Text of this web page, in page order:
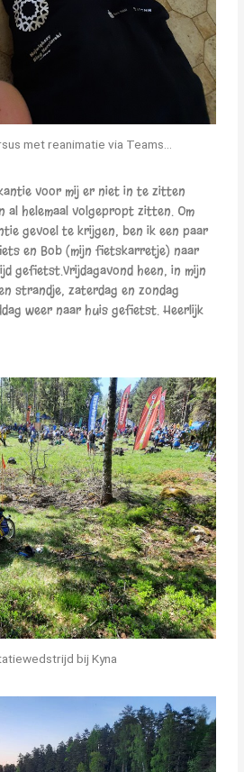
met reanimatie via Teams...
voor mij er niet in te zitten
al helemaal volgepropt zitten. Om
gevoel te krijgen, ben ik een paar
en Bob (mijn fietskarretje) naar
gefietst.Vrijdagavond heen, in mijn
strandje, zaterdag en zondag
weer naar huis gefietst. Heerlijk
bij Kyna